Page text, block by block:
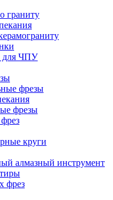
граниту
для ЧПУ
фрезы
фрезы
круги
алмазный инструмент
фрез